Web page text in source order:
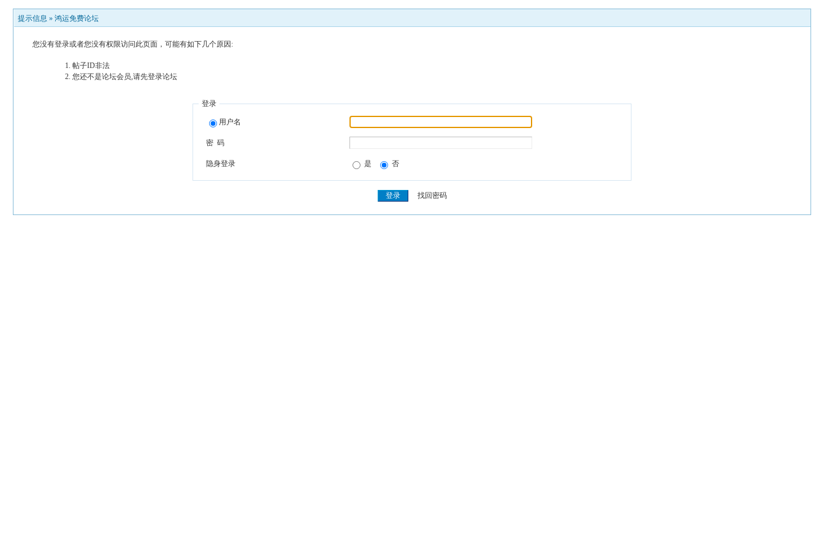
提示信息 » 鸿运免费论坛
您没有登录或者您没有权限访问此页面，可能有如下几个原因:
帖子ID非法
您还不是论坛会员,请先登录论坛
登录
用户名
密 码
隐身登录 是 否
找回密码